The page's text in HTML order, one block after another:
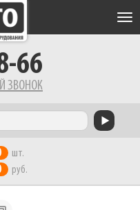
66
ЗВОНОК
шт.
руб.